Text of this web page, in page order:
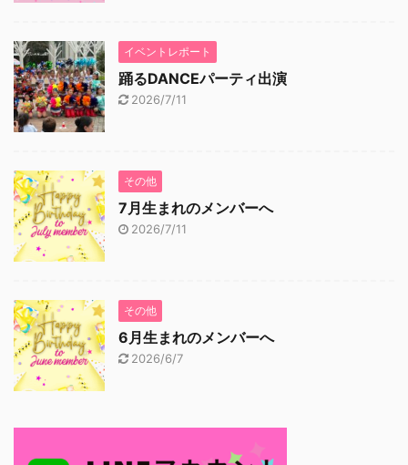
イベントレポート
踊るDANCEパーティ出演
2026/7/11
その他
7月生まれのメンバーへ
2026/7/11
その他
6月生まれのメンバーへ
2026/6/7